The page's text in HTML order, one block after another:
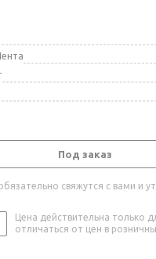
Под заказ
свяжутся с вами и
Цена действительна только
отличаться от цен в